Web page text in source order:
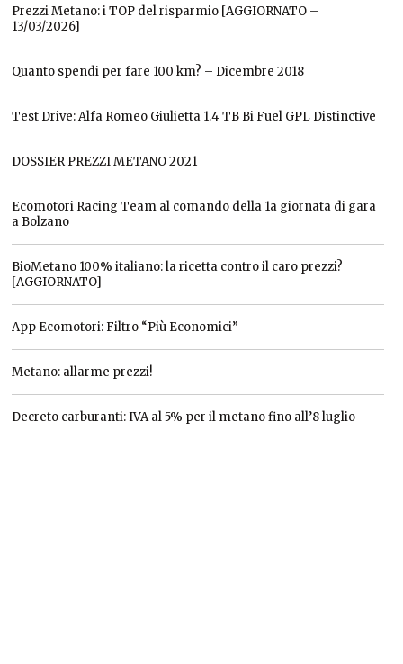
Prezzi Metano: i TOP del risparmio [AGGIORNATO –
13/03/2026]
Quanto spendi per fare 100 km? – Dicembre 2018
Test Drive: Alfa Romeo Giulietta 1.4 TB Bi Fuel GPL Distinctive
DOSSIER PREZZI METANO 2021
Ecomotori Racing Team al comando della 1a giornata di gara
a Bolzano
BioMetano 100% italiano: la ricetta contro il caro prezzi?
[AGGIORNATO]
App Ecomotori: Filtro “Più Economici”
Metano: allarme prezzi!
Decreto carburanti: IVA al 5% per il metano fino all’8 luglio